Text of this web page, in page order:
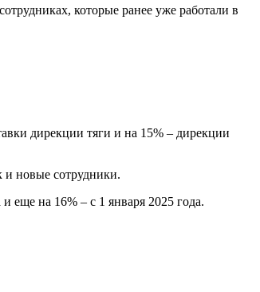
которые ранее уже работали в
дирекции тяги и на 15% – дирекции
и новые сотрудники.
еще на 16% – с 1 января 2025 года.